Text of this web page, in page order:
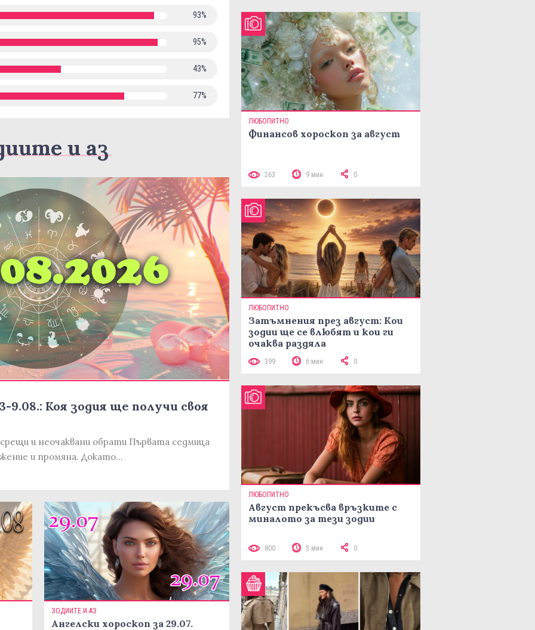
93%
95%
43%
77%
и аз
9.08.: Коя зодия ще получи своя
и неочаквани обрати Първата седмица
и промяна. Докато…
ЗОДИИТЕ И АЗ
Ангелски хороскоп за 29.07.
ЛЮБОПИТНО
Финансов хороскоп за август
263 9 мин 0
ЛЮБОПИТНО
Затъмнения през август: Кои
зодии ще се влюбят и кои ги
очаква раздяла
399 6 мин 0
ЛЮБОПИТНО
Август прекъсва връзките с
миналото за тези зодии
800 5 мин 0